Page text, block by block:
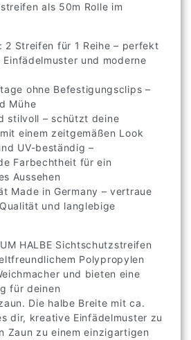
als 50m Rolle im
: 2 Streifen für 1 Reihe – perfekt
und moderne
ohne Befestigungsclips –
Mühe
stilvoll – schützt deine
einem zeitgemäßen Look
UV-beständig –
Farbechtheit für ein
Aussehen
Made in Germany – vertraue
und langlebige
HALBE Sichtschutzstreifen
Polypropylen
und bieten eine
für deinen
Die halbe Breite mit ca.
dir, kreative Einfädelmuster zu
Zaun zu einem einzigartigen